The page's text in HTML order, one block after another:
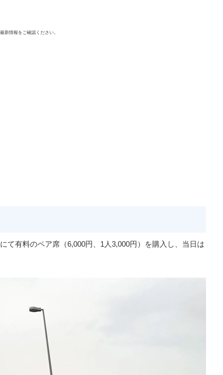
新情報をご確認ください。
て有料のペア席（6,000円、1人3,000円）を購入し、当日は